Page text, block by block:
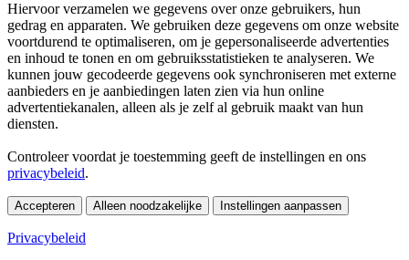
Hiervoor verzamelen we gegevens over onze gebruikers, hun
gedrag en apparaten. We gebruiken deze gegevens om onze website
voortdurend te optimaliseren, om je gepersonaliseerde advertenties
en inhoud te tonen en om gebruiksstatistieken te analyseren. We
kunnen jouw gecodeerde gegevens ook synchroniseren met externe
aanbieders en je aanbiedingen laten zien via hun online
advertentiekanalen, alleen als je zelf al gebruik maakt van hun
diensten.
Controleer voordat je toestemming geeft de instellingen en ons
privacybeleid.
Accepteren Alleen noodzakelijke Instellingen aanpassen
Privacybeleid